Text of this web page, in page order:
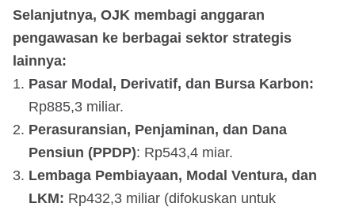
Selanjutnya, OJK membagi anggaran
pengawasan ke berbagai sektor strategis
lainnya:
Pasar Modal, Derivatif, dan Bursa Karbon:
Rp885,3 miliar.
Perasuransian, Penjaminan, dan Dana
Pensiun (PPDP): Rp543,4 miar.
Lembaga Pembiayaan, Modal Ventura, dan
LKM: Rp432,3 miliar (difokuskan untuk